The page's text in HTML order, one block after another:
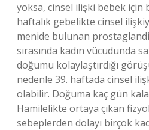
yoksa, cinsel ilişki bebek için
haftalık gebelikte cinsel
menide bulunan
sırasında kadın vücudunda
doğumu kolaylaştırdığı
nedenle 39. haftada cinsel
olabilir. Doğuma kaç gün
Hamilelikte ortaya çıkan
sebeplerden dolayı birçok